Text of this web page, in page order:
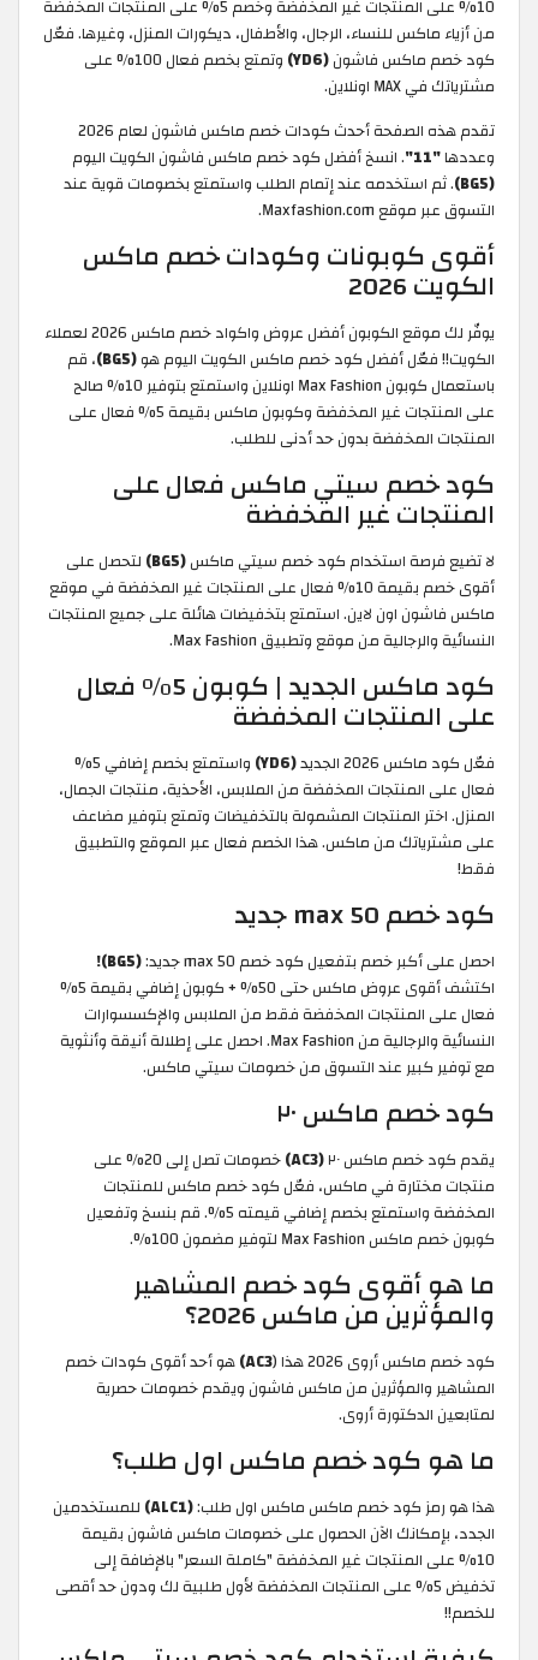
10% على المنتجات غير المخفضة وخصم 5% على المنتجات المخفضة
من أزياء ماكس للنساء، الرجال، والأطفال، ديكورات المنزل، وغيرها. فعّل
كود خصم ماكس فاشون(YD6)
وتمتع بخصم فعال 100% على
مشترياتك في MAX اونلاين.
تقدم هذه الصفحة أحدث كودات خصم ماكس فاشون لعام 2026
وعددها"11"
. انسخ أفضل كود خصم ماكس فاشون الكويت اليوم
(BG5)
. ثم استخدمه عند إتمام الطلب واستمتع بخصومات قوية عند
التسوق عبر موقع Maxfashion.com.
أقوى كوبونات وكودات خصم ماكس
الكويت 2026
يوفّر لك موقع الكوبون أفضل عروض واكواد خصم ماكس 2026 لعملاء
الكويت!! فعّل أفضل كود خصم ماكس الكويت اليوم هو(BG5)
، قم
باستعمال كوبون Max Fashion اونلاين واستمتع بتوفير 10% صالح
على المنتجات غير المخفضة وكوبون ماكس بقيمة 5% فعال على
المنتجات المخفضة بدون حد أدنى للطلب.
كود خصم سيتي ماكس فعال على
المنتجات غير المخفضة
لا تضيع فرصة استخدام كود خصم سيتي ماكس(BG5)
لتحصل على
أقوى خصم بقيمة 10% فعال على المنتجات غير المخفضة في موقع
ماكس فاشون اون لاين. استمتع بتخفيضات هائلة على جميع المنتجات
النسائية والرجالية من موقع وتطبيق Max Fashion.
كود ماكس الجديد | كوبون 5% فعال
على المنتجات المخفضة
فعّل كود ماكس 2026 الجديد (YD6)
واستمتع بخصم إضافي 5%
فعال على المنتجات المخفضة من الملابس، الأحذية، منتجات الجمال،
المنزل. اختر المنتجات المشمولة بالتخفيضات وتمتع بتوفير مضاعف
على مشترياتك من ماكس. هذا الخصم فعال عبر الموقع والتطبيق
فقط!
كود خصم max 50 جديد
احصل على أكبر خصم بتفعيل كود خصم max 50 جديد:
(BG5)!
اكتشف أقوى عروض ماكس حتى 50% + كوبون إضافي بقيمة 5%
فعال على المنتجات المخفضة فقط من الملابس والإكسسوارات
النسائية والرجالية من Max Fashion. احصل على إطلالة أنيقة وأنثوية
مع توفير كبير عند التسوق من خصومات سيتي ماكس.
كود خصم ماكس ٢٠
يقدم كود خصم ماكس ٢٠ (AC3)
خصومات تصل إلى 20% على
منتجات مختارة في ماكس، فعّل كود خصم ماكس للمنتجات
المخفضة واستمتع بخصم إضافي قيمته 5%. قم بنسخ وتفعيل
كوبون خصم ماكس Max Fashion لتوفير مضمون 100%.
ما هو أقوى كود خصم المشاهير
والمؤثرين من ماكس 2026؟
كود خصم ماكس أروى 2026 هذا ( AC3) هو أحد أقوى كودات خصم
المشاهير والمؤثرين من ماكس فاشون ويقدم خصومات حصرية
لمتابعين الدكتورة أروى.
ما هو كود خصم ماكس اول طلب؟
هذا هو رمز كود خصم ماكس ماكس اول طلب:(ALC1)
للمستخدمين
الجدد، بإمكانك الآن الحصول على خصومات ماكس فاشون بقيمة
10% على المنتجات غير المخفضة "كاملة السعر" بالإضافة إلى
تخفيض 5% على المنتجات المخفضة لأول طلبية لك ودون حد أقصى
للخصم!!